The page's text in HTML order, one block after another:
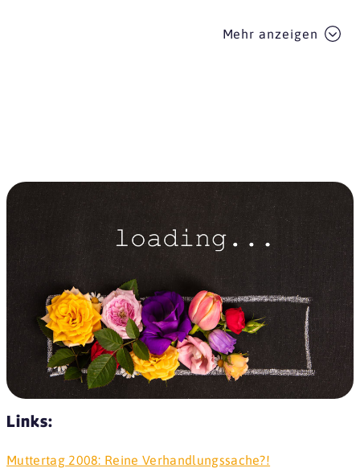
Mehr anzeigen
Links:
Muttertag 2008: Reine Verhandlungssache?!